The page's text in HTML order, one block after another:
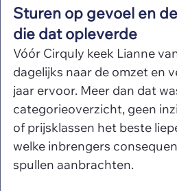
Sturen op gevoel en
die dat opleverde
Vóór Cirquly keek Lianne
dagelijks naar de omzet en
jaar ervoor. Meer dan dat
categorieoverzicht, geen
of prijsklassen het beste
welke inbrengers
spullen aanbrachten.